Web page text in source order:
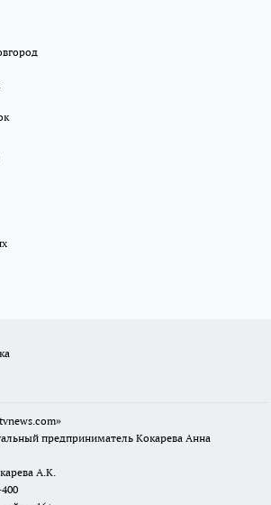
предприниматель Кокарева Анна
А.К.